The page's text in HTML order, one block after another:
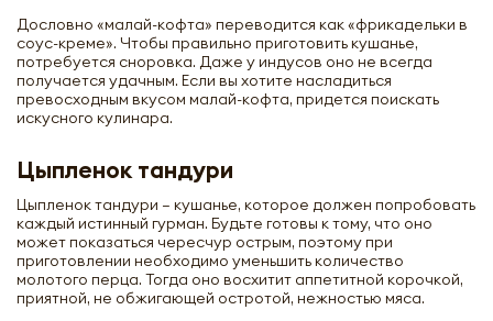
Дословно «малай-кофта» переводится как «фрикадельки в
соус-креме». Чтобы правильно приготовить кушанье,
потребуется сноровка. Даже у индусов оно не всегда
получается удачным. Если вы хотите насладиться
превосходным вкусом малай-кофта, придется поискать
искусного кулинара.
Цыпленок тандури
Цыпленок тандури – кушанье, которое должен попробовать
каждый истинный гурман. Будьте готовы к тому, что оно
может показаться чересчур острым, поэтому при
приготовлении необходимо уменьшить количество
молотого перца. Тогда оно восхитит аппетитной корочкой,
приятной, не обжигающей остротой, нежностью мяса.